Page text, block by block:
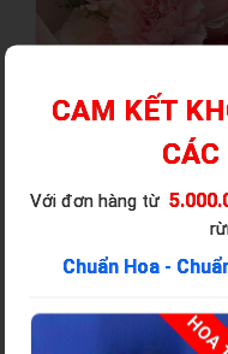
CAM KẾT
CÁC
Với đơn hàng từ
Chuẩn Hoa -